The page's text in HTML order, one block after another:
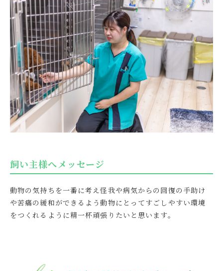
飼い主様へメッセージ
動物の気持ちを一番に考え怪我や病気からの回復の手助け
や苦痛の緩和ができるよう動物にとってすごしやすい環境
をつくれるように精一杯頑張りたいと思います。